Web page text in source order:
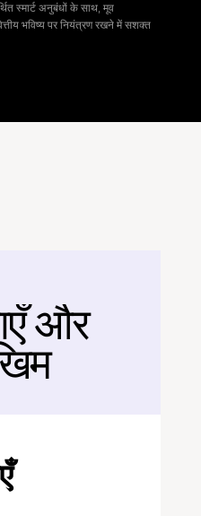
स्मार्ट अनुबंधों के साथ, मूव
भविष्य पर नियंत्रण रखने में सशक्त
बैक और